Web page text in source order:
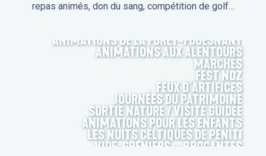
repas animés, don du sang, compétition de golf…
ANIMATIONS DE LA FORÊT-FOUESNANT
ANIMATIONS AUX ALENTOURS
MARCHÉS
FEST NOZ
FEUX D’ARTIFICES
JOURNÉES DU PATRIMOINE
SORTIE NATURE / VISITE GUIDÉE
ANIMATIONS POUR LES ENFANTS
LES NUITS CELTIQUES DE PENITI
VIDE-GRENIERS – BROCANTES